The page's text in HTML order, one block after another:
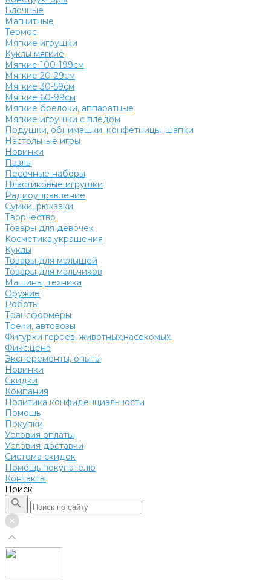
Блочные
Магнитные
Термос
Мягкие игрушки
Куклы мягкие
Мягкие 100-199см
Мягкие 20-29см
Мягкие 30-59см
Мягкие 60-99см
Мягкие брелоки, аппаратные
Мягкие игрушки с пледом
Подушки, обнимашки, конфетницы, шапки
Настольные игры
Новинки
Пазлы
Песочные наборы
Пластиковые игрушки
Радиоуправление
Сумки, рюкзаки
Творчество
Товары для девочек
Косметика,украшения
Куклы
Товары для малышей
Товары для мальчиков
Машины, техника
Оружие
Роботы
Трансформеры
Треки, автовозы
Фигурки героев, животных,насекомых
Фикс.цена
Эксперементы, опыты
Новинки
Скидки
Компания
Политика конфиденциальности
Помощь
Покупки
Условия оплаты
Условия доставки
Система скидок
Помощь покупателю
Контакты
Поиск